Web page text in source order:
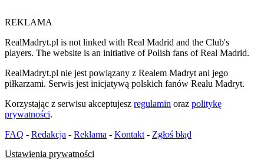
REKLAMA
RealMadryt.pl is not linked with Real Madrid and the Club's
players. The website is an initiative of Polish fans of Real Madrid.
RealMadryt.pl nie jest powiązany z Realem Madryt ani jego
piłkarzami. Serwis jest inicjatywą polskich fanów Realu Madryt.
Korzystając z serwisu akceptujesz regulamin oraz politykę
prywatności.
FAQ - Redakcja - Reklama - Kontakt - Zgłoś błąd
Ustawienia prywatności